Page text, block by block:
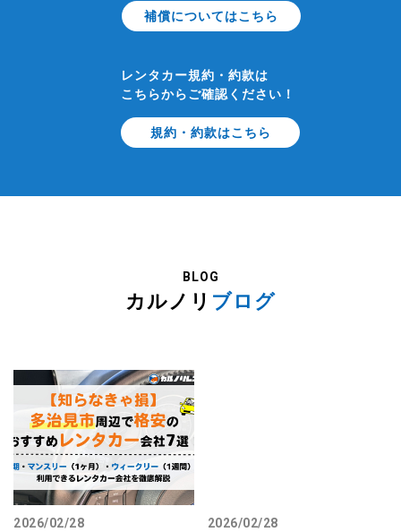
補償についてはこちら
レンタカー規約・約款は
こちらからご確認ください！
規約・約款はこちら
BLOG
カルノリ ブログ
2026/02/28
2026/02/28